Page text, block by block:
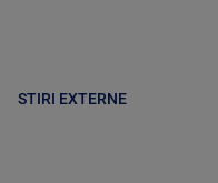
STIRI EXTERNE